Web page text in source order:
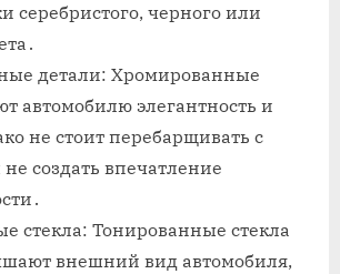
серебристого, черного или
детали: Хромированные
автомобилю элегантность и
не стоит перебарщивать с
создать впечатление
стекла: Тонированные стекла
внешний вид автомобиля,